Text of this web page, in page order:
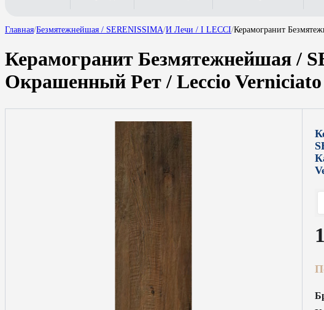
Главная/Безмятежнейшая / SERENISSIMA/И Лечи / I LECCI/Керамогранит
Керамогранит Безмятежнейшая /
Окрашенный Рет / Leccio